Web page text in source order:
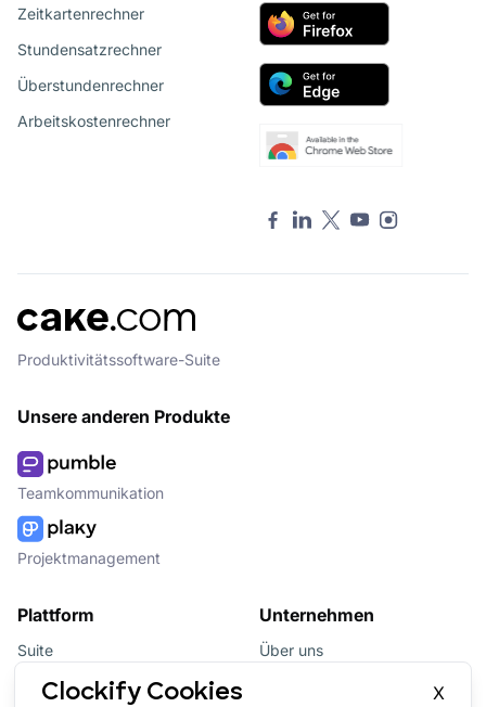
Zeitkartenrechner
Stundensatzrechner
Überstundenrechner
Arbeitskostenrechner
Produktivitätssoftware-Suite
Unsere anderen Produkte
Teamkommunikation
Projektmanagement
Plattform
Suite
Bundle
Unternehmen
Über uns
Clockify Cookies X